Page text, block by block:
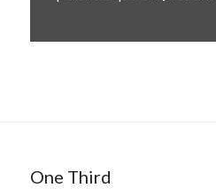
One Third